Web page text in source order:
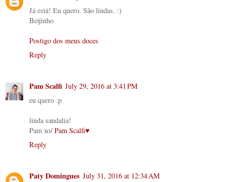
Já está! Eu quero. São lindas. :)
Beijinho
Postigo dos meus doces
Reply
Pam Scalfi July 29, 2016 at 3:41 PM
eu quero :p
linda sandalia!
Pam xo/ Pam Scalfi♥
Reply
Paty Domingues July 31, 2016 at 12:34 AM